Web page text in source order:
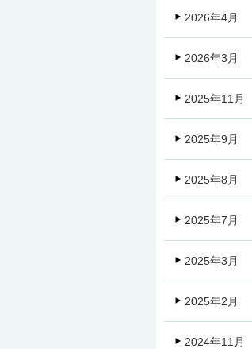
2026年4月
2026年3月
2025年11月
2025年9月
2025年8月
2025年7月
2025年3月
2025年2月
2024年11月